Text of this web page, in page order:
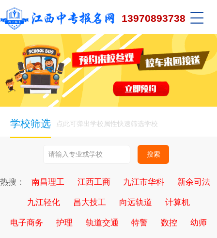
13970893738
学校筛选 点此可弹出学校属性快速筛选学校
热搜： 南昌理工 江西工商 九江市华科 新余司法
九江轻化 昌大技工 向远轨道 计算机
电子商务 护理 轨道交通 特警 数控 幼师